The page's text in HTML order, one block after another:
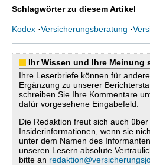
Schlagwörter zu diesem Artikel
Kodex ·Versicherungsberatung ·
Ihr Wissen und Ihre Meinung
Ihre Leserbriefe können für
Ergänzung zu unserer
schreiben Sie Ihre Kommentare
dafür vorgesehene Eingabefeld.
Die Redaktion freut sich auch
Insiderinformationen, wenn sie
unter dem Namen des
unseren Lesern absolute
bitte an